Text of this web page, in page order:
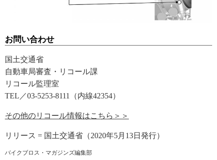
お問い合わせ
国土交通省
自動車局審査・リコール課
リコール監理室
TEL／03-5253-8111（内線42354）
その他のリコール情報はこちら＞＞
リリース = 国土交通省（2020年5月13日発行）
バイクブロス・マガジンズ編集部